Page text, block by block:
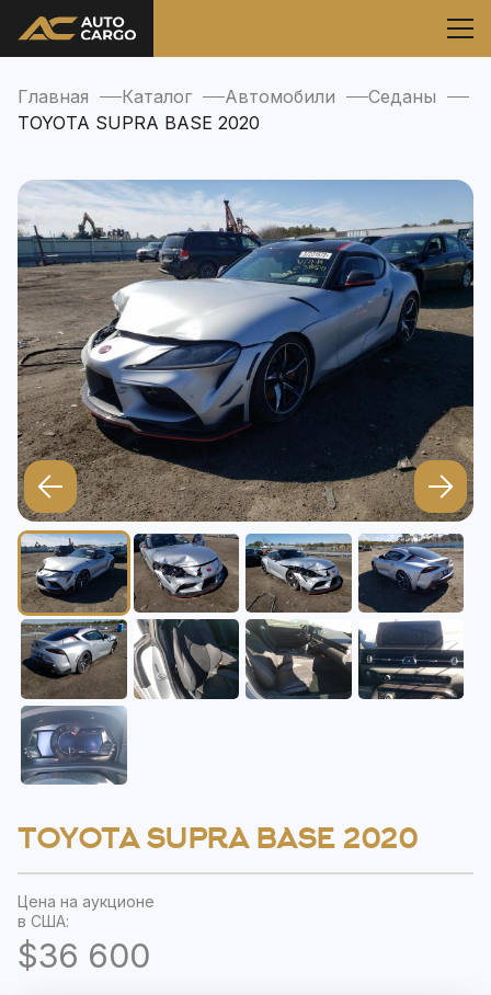
Главная Каталог Автомобили
Седаны
TOYOTA SUPRA BASE 2020
TOYOTA SUPRA BASE 2020
Цена на аукционе
в США:
$36 600